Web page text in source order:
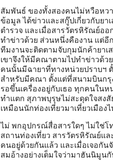
สัมพันธ์ ของทั้งสองคนไม่หวือหว
ข้อมูล ได้ข่าวและสกู๊ปเกี่ยวกับยา
ตำรวจ และเมื่อสารวัตรหิรัณย์อ
ทำข่าวด้วย ส่วนหนึ่งคืองาน แต่อี
ทีมงานจะติดตามจับกุมนักค้ายาเ
เขาจึงให้มีคณาตามไปทำข่าวด้
คนนั้นมีฉายาที่ทางหน่วยปราบฯ ตั้
สำหรับมีคณา ตั้งแต่ที่สนามบินกรุง
รอขึ้นเครื่องอยู่กับเธอ ทุกคนใน
ทำแตก สุภาพบุรุษไม่สะดุดใจสงสั
เหมือนนักท่องเที่ยวมาเที่ยวเมือง
ไม่ พกอุปกรณ์สื่อสารใดๆ ไม่ใช่
สถานท่องเที่ยว สารวัตรหิรัณย์แ
คนอยู่ด้วยกันแล้ว และเมื่อเจอกั
สมอ้างอย่างเต็มใจว่ามาฮันนิมู